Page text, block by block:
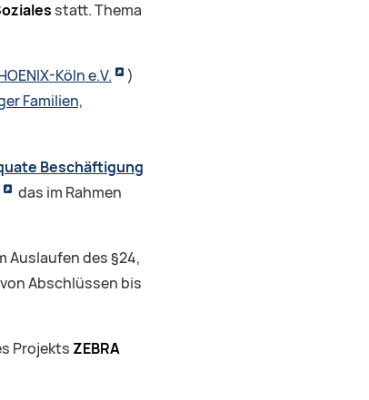
statt. Thema
Köln e.V.
)
Familien,
Beschäftigung
das im Rahmen
Auslaufen des §24,
Abschlüssen bis
Projekts ZEBRA